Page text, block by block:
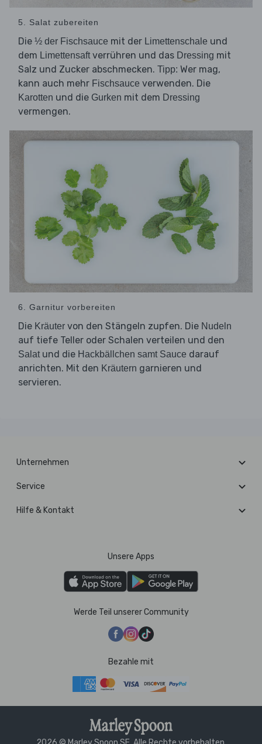
5. Salat zubereiten
Die ½ der Fischsauce mit der Limettenschale und
dem Limettensaftverrühren und das Dressing mit
Salz und Zucker abschmecken. Tipp: Wer mag,
kann auch mehr Fischsauce verwenden. Die
Karotten und die Gurken mit dem Dressing
vermengen.
6. Garnitur vorbereiten
Die Kräuter von den Stängeln zupfen. Die Nudeln
auf tiefe Teller oder Schalen verteilen und den
Salatund die Hackbällchen samt Sauce darauf
anrichten. Mit den Kräutern garnieren und
servieren.
Unternehmen
Service
Hilfe & Kontakt
Unsere Apps
Werde Teil unserer Community
Bezahle mit